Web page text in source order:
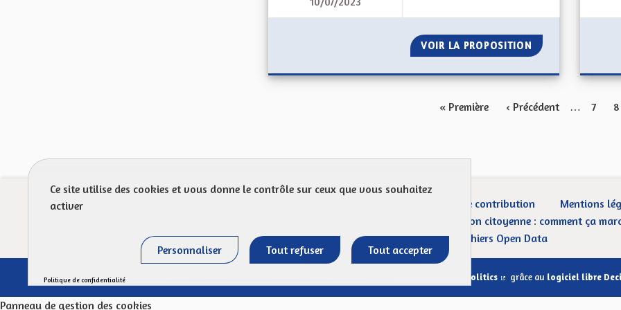
NE PAS LAISSER MOURIR LA
VOIR LA PROPOSITION NE PAS LAISSER
« Première ‹ Précédent … 7 8
Charte de contribution
Mentions
Droit d’interpellation citoyenne : comment ça
Télécharger les fichiers Open Data
Open Source Politics
(Lien externe)
grâce au logiciel libre
Panneau de gestion des cookies
Ce site utilise des cookies et vous donne le contrôle sur ceux que vous souhaitez
activer
Tout accepter
Tout refuser
Personnaliser
Politique de confidentialité